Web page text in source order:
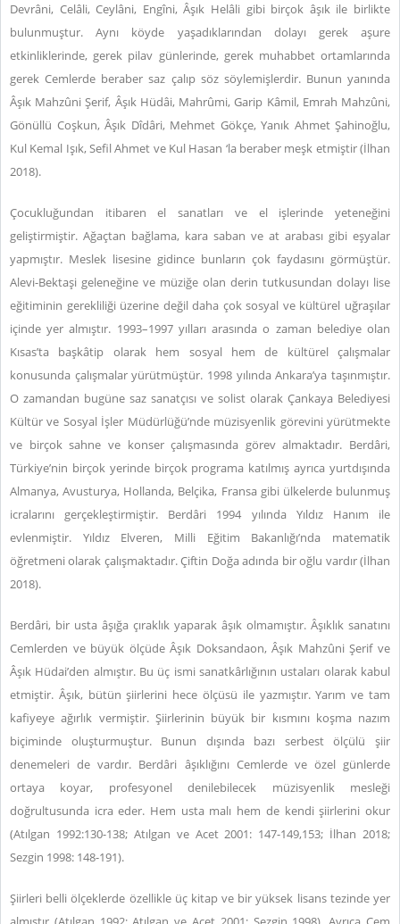
Devrâni, Celâli, Ceylâni, Engîni, Âşık Helâli gibi birçok âşık ile birlikte
bulunmuştur. Aynı köyde yaşadıklarından dolayı gerek aşure
etkinliklerinde, gerek pilav günlerinde, gerek muhabbet ortamlarında
gerek Cemlerde beraber saz çalıp söz söylemişlerdir. Bunun yanında
Âşık Mahzûni Şerif, Âşık Hüdâi, Mahrûmi, Garip Kâmil, Emrah Mahzûni,
Gönüllü Coşkun, Âşık Dîdâri, Mehmet Gökçe, Yanık Ahmet Şahinoğlu,
Kul Kemal Işık, Sefil Ahmet ve Kul Hasan ‘la beraber meşk etmiştir (İlhan
2018).
Çocukluğundan itibaren el sanatları ve el işlerinde yeteneğini
geliştirmiştir. Ağaçtan bağlama, kara saban ve at arabası gibi eşyalar
yapmıştır. Meslek lisesine gidince bunların çok faydasını görmüştür.
Alevi-Bektaşi geleneğine ve müziğe olan derin tutkusundan dolayı lise
eğitiminin gerekliliği üzerine değil daha çok sosyal ve kültürel uğraşılar
içinde yer almıştır. 1993–1997 yılları arasında o zaman belediye olan
Kısas’ta başkâtip olarak hem sosyal hem de kültürel çalışmalar
konusunda çalışmalar yürütmüştür. 1998 yılında Ankara’ya taşınmıştır.
O zamandan bugüne saz sanatçısı ve solist olarak Çankaya Belediyesi
Kültür ve Sosyal İşler Müdürlüğü’nde müzisyenlik görevini yürütmekte
ve birçok sahne ve konser çalışmasında görev almaktadır. Berdâri,
Türkiye’nin birçok yerinde birçok programa katılmış ayrıca yurtdışında
Almanya, Avusturya, Hollanda, Belçika, Fransa gibi ülkelerde bulunmuş
icralarını gerçekleştirmiştir. Berdâri 1994 yılında Yıldız Hanım ile
evlenmiştir. Yıldız Elveren, Milli Eğitim Bakanlığı’nda matematik
öğretmeni olarak çalışmaktadır. Çiftin Doğa adında bir oğlu vardır (İlhan
2018).
Berdâri, bir usta âşığa çıraklık yaparak âşık olmamıştır. Âşıklık sanatını
Cemlerden ve büyük ölçüde Âşık Doksandaon, Âşık Mahzûni Şerif ve
Âşık Hüdai’den almıştır. Bu üç ismi sanatkârlığının ustaları olarak kabul
etmiştir. Âşık, bütün şiirlerini hece ölçüsü ile yazmıştır. Yarım ve tam
kafiyeye ağırlık vermiştir. Şiirlerinin büyük bir kısmını koşma nazım
biçiminde oluşturmuştur. Bunun dışında bazı serbest ölçülü şiir
denemeleri de vardır. Berdâri âşıklığını Cemlerde ve özel günlerde
ortaya koyar, profesyonel denilebilecek müzisyenlik mesleği
doğrultusunda icra eder. Hem usta malı hem de kendi şiirlerini okur
(Atılgan 1992:130-138; Atılgan ve Acet 2001: 147-149,153; İlhan 2018;
Sezgin 1998: 148-191).
Şiirleri belli ölçeklerde özellikle üç kitap ve bir yüksek lisans tezinde yer